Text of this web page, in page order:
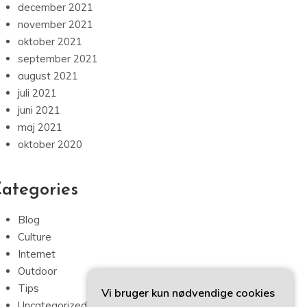
december 2021
november 2021
oktober 2021
september 2021
august 2021
juli 2021
juni 2021
maj 2021
oktober 2020
Blog
Culture
Internet
Outdoor
Tips
Vi bruger kun nødvendige cookies